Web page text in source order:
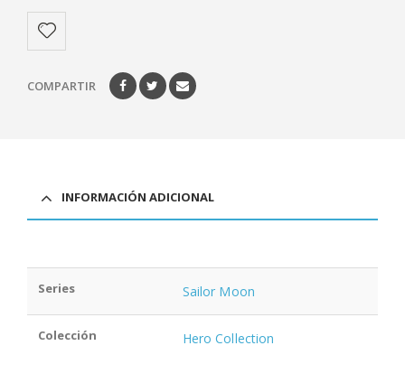
COMPARTIR
INFORMACIÓN ADICIONAL
Series Sailor Moon
Colección Hero Collection